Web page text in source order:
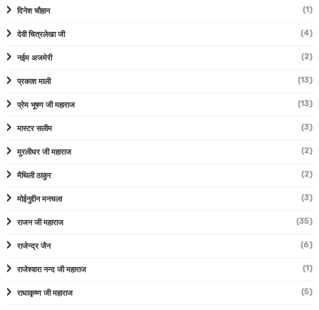
दिनेश चौहान (1)
देवी चित्रलेखा जी (4)
नईम अजमेरी (2)
प्रकाश माली (13)
प्रेम भूषण जी महाराज (13)
मास्टर सलीम (3)
मुरलीधर जी महाराज (2)
मैथिली ठाकुर (2)
मोईनुद्दीन मनचला (3)
राजन जी महाराज (35)
राजेन्द्र जैन (6)
राजेश्वारा नन्द जी महाराज (1)
राधाकृष्ण जी महाराज (5)